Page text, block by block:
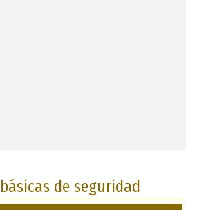
de seguridad